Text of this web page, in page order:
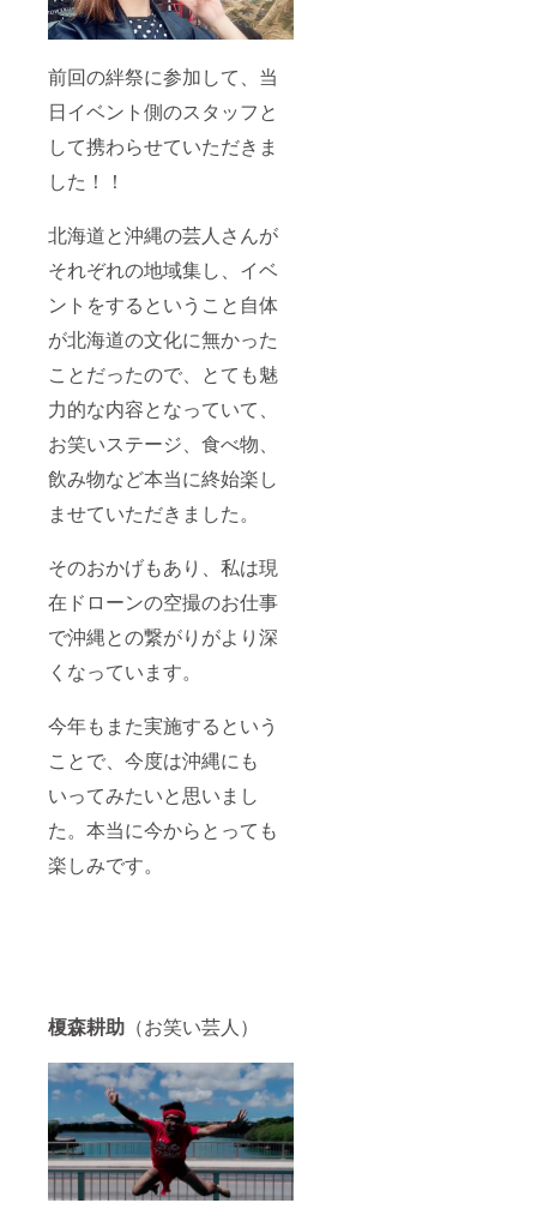
前回の絆祭に参加して、当
日イベント側のスタッフと
して携わらせていただきま
した！！
北海道と沖縄の芸人さんが
それぞれの地域集し、イベ
ントをするということ自体
が北海道の文化に無かった
ことだったので、とても魅
力的な内容となっていて、
お笑いステージ、食べ物、
飲み物など本当に終始楽し
ませていただきました。
そのおかげもあり、私は現
在ドローンの空撮のお仕事
で沖縄との繋がりがより深
くなっています。
今年もまた実施するという
ことで、今度は沖縄にも
いってみたいと思いまし
た。本当に今からとっても
楽しみです。
榎森耕助 （お笑い芸人）